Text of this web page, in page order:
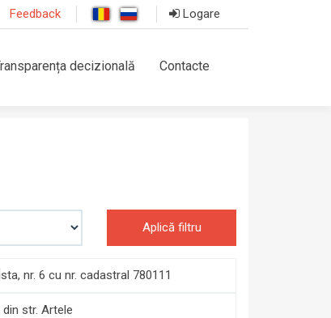
Feedback Logare
decizională Contacte
Aplică filtru
nr. 6 cu nr. cadastral 780111
str. Artele